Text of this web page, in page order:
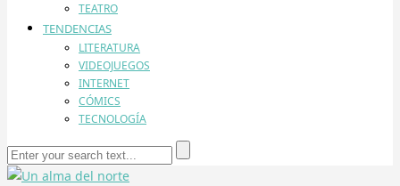
TEATRO
TENDENCIAS
LITERATURA
VIDEOJUEGOS
INTERNET
CÓMICS
TECNOLOGÍA